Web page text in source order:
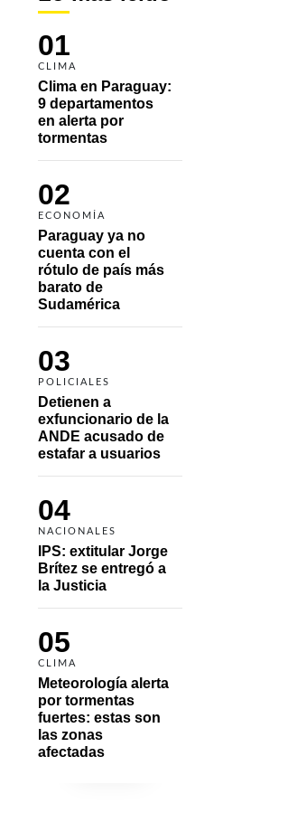
01
CLIMA
Clima en Paraguay:
9 departamentos
en alerta por
tormentas
02
ECONOMÍA
Paraguay ya no
cuenta con el
rótulo de país más
barato de
Sudamérica
03
POLICIALES
Detienen a
exfuncionario de la
ANDE acusado de
estafar a usuarios
04
NACIONALES
IPS: extitular Jorge
Brítez se entregó a
la Justicia
05
CLIMA
Meteorología alerta
por tormentas
fuertes: estas son
las zonas
afectadas